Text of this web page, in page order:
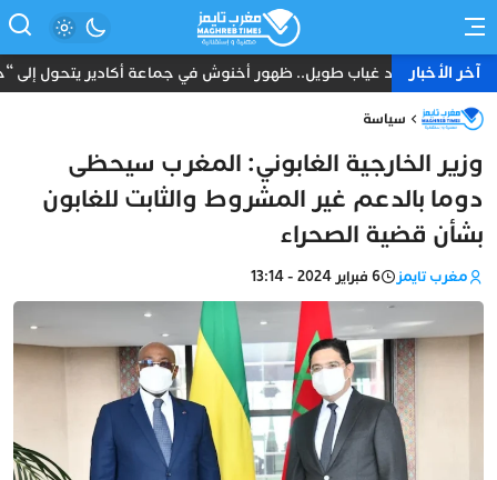
آخر الأخباربعد غياب طويل.. ظهور أخنوش في جماعة أكادير يتحول إلى
سياسة
وزير الخارجية الغابوني: المغرب سيحظى
دوما بالدعم غير المشروط والثابت للغابون
بشأن قضية الصحراء
مغرب تايمز 6 فبراير 2024 - 13:14